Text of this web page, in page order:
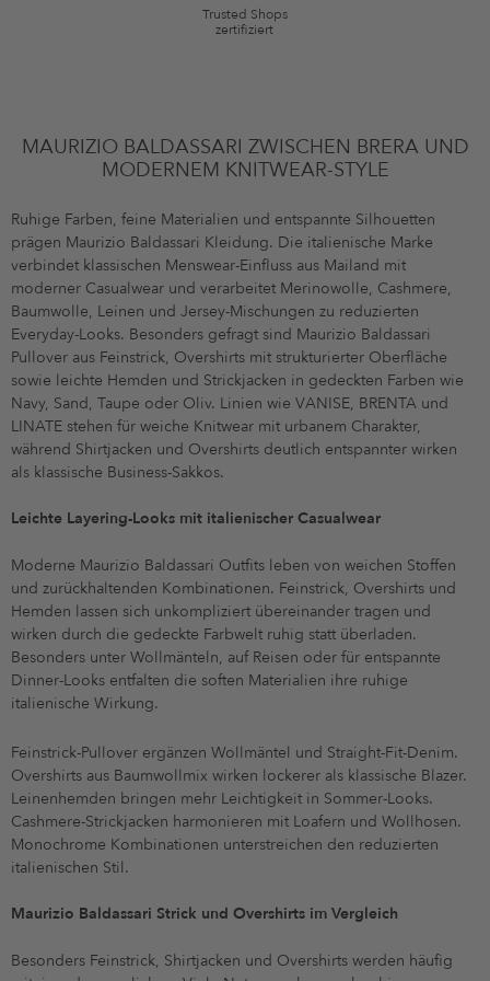
Trusted Shops
zertifiziert
MAURIZIO BALDASSARI ZWISCHEN BRERA UND
MODERNEM KNITWEAR-STYLE
Ruhige Farben, feine Materialien und entspannte Silhouetten
prägen Maurizio Baldassari Kleidung. Die italienische Marke
verbindet klassischen Menswear-Einfluss aus Mailand mit
moderner Casualwear und verarbeitet Merinowolle, Cashmere,
Baumwolle, Leinen und Jersey-Mischungen zu reduzierten
Everyday-Looks. Besonders gefragt sind Maurizio Baldassari
Pullover aus Feinstrick, Overshirts mit strukturierter Oberfläche
sowie leichte Hemden und Strickjacken in gedeckten Farben wie
Navy, Sand, Taupe oder Oliv. Linien wie VANISE, BRENTA und
LINATE stehen für weiche Knitwear mit urbanem Charakter,
während Shirtjacken und Overshirts deutlich entspannter wirken
als klassische Business-Sakkos.
Leichte Layering-Looks mit italienischer Casualwear
Moderne Maurizio Baldassari Outfits leben von weichen Stoffen
und zurückhaltenden Kombinationen. Feinstrick, Overshirts und
Hemden lassen sich unkompliziert übereinander tragen und
wirken durch die gedeckte Farbwelt ruhig statt überladen.
Besonders unter Wollmänteln, auf Reisen oder für entspannte
Dinner-Looks entfalten die soften Materialien ihre ruhige
italienische Wirkung.
Feinstrick-Pullover ergänzen Wollmäntel und Straight-Fit-Denim.
Overshirts aus Baumwollmix wirken lockerer als klassische Blazer.
Leinenhemden bringen mehr Leichtigkeit in Sommer-Looks.
Cashmere-Strickjacken harmonieren mit Loafern und Wollhosen.
Monochrome Kombinationen unterstreichen den reduzierten
italienischen Stil.
Maurizio Baldassari Strick und Overshirts im Vergleich
Besonders Feinstrick, Shirtjacken und Overshirts werden häufig